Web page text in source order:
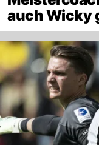
auch Wicky